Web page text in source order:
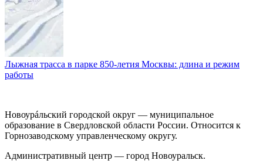
Лыжная трасса в парке 850-летия Москвы: длина и режим
работы
Новоурáльский городской округ — муниципальное
образование в Свердловской области России. Относится к
Горнозаводскому управленческому округу.
Административный центр — город Новоуральск.